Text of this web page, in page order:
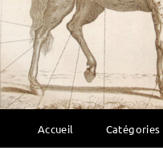
Accueil Catégories